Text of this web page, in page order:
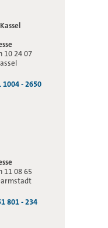
10 24 07
1004 - 2650
11 08 65
801 - 234